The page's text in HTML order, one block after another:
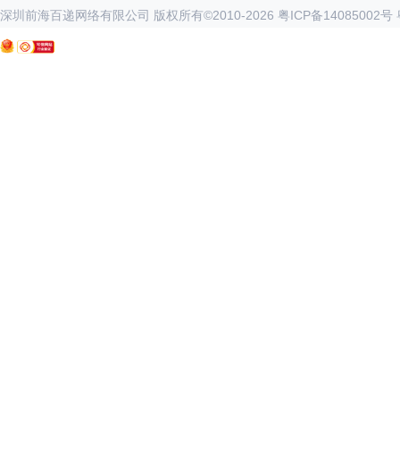
深圳前海百递网络有限公司 版权所有©2010-2026 粤ICP备14085002号